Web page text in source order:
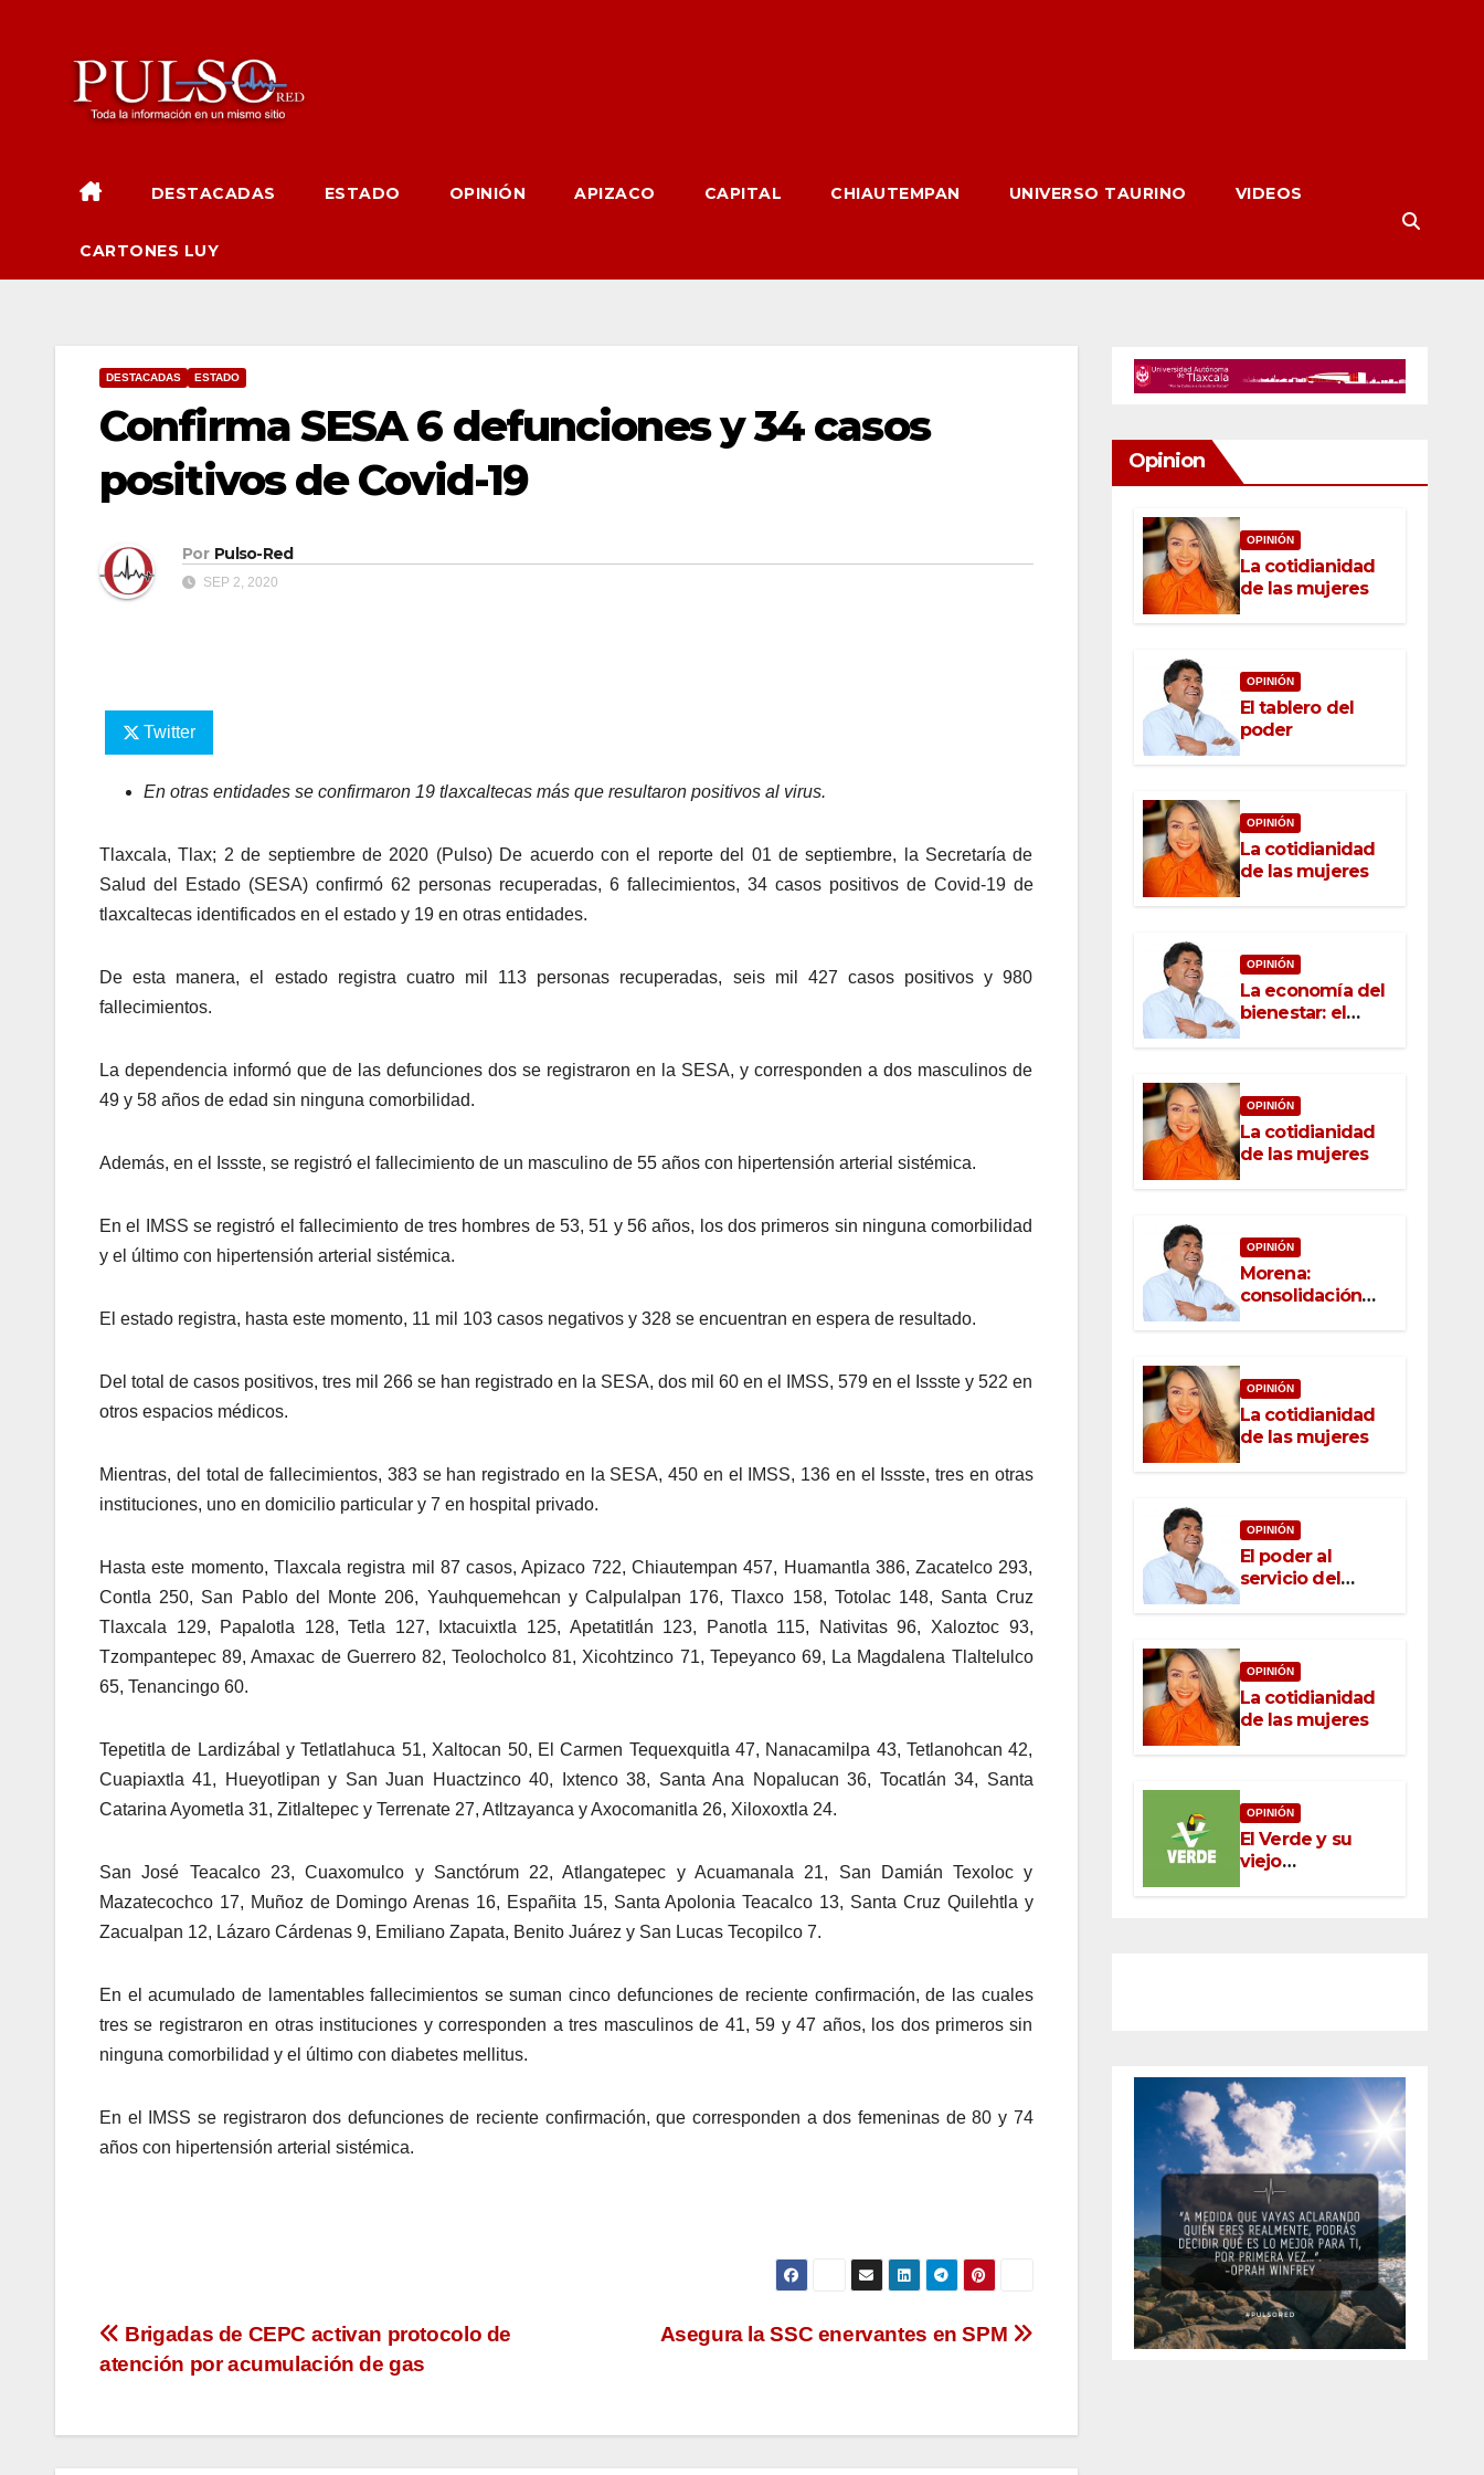
DESTACADAS ESTADO OPINIÓN APIZACO CAPITAL CHIAUTEMPAN UNIVERSO TAURINO VIDEOS
CARTONES LUY
DESTACADAS ESTADO
Confirma SESA 6 defunciones y 34 casos
positivos de Covid-19
Por Pulso-Red
SEP 2, 2020
Twitter
En otras entidades se confirmaron 19 tlaxcaltecas más que resultaron positivos al virus.
Tlaxcala, Tlax; 2 de septiembre de 2020 (Pulso) De acuerdo con el reporte del 01 de septiembre, la Secretaría de
Salud del Estado (SESA) confirmó 62 personas recuperadas, 6 fallecimientos, 34 casos positivos de Covid-19 de
tlaxcaltecas identificados en el estado y 19 en otras entidades.
De esta manera, el estado registra cuatro mil 113 personas recuperadas, seis mil 427 casos positivos y 980
fallecimientos.
La dependencia informó que de las defunciones dos se registraron en la SESA, y corresponden a dos masculinos de
49 y 58 años de edad sin ninguna comorbilidad.
Además, en el Issste, se registró el fallecimiento de un masculino de 55 años con hipertensión arterial sistémica.
En el IMSS se registró el fallecimiento de tres hombres de 53, 51 y 56 años, los dos primeros sin ninguna comorbilidad
y el último con hipertensión arterial sistémica.
El estado registra, hasta este momento, 11 mil 103 casos negativos y 328 se encuentran en espera de resultado.
Del total de casos positivos, tres mil 266 se han registrado en la SESA, dos mil 60 en el IMSS, 579 en el Issste y 522 en
otros espacios médicos.
Mientras, del total de fallecimientos, 383 se han registrado en la SESA, 450 en el IMSS, 136 en el Issste, tres en otras
instituciones, uno en domicilio particular y 7 en hospital privado.
Hasta este momento, Tlaxcala registra mil 87 casos, Apizaco 722, Chiautempan 457, Huamantla 386, Zacatelco 293,
Contla 250, San Pablo del Monte 206, Yauhquemehcan y Calpulalpan 176, Tlaxco 158, Totolac 148, Santa Cruz
Tlaxcala 129, Papalotla 128, Tetla 127, Ixtacuixtla 125, Apetatitlán 123, Panotla 115, Nativitas 96, Xaloztoc 93,
Tzompantepec 89, Amaxac de Guerrero 82, Teolocholco 81, Xicohtzinco 71, Tepeyanco 69, La Magdalena Tlaltelulco
65, Tenancingo 60.
Tepetitla de Lardizábal y Tetlatlahuca 51, Xaltocan 50, El Carmen Tequexquitla 47, Nanacamilpa 43, Tetlanohcan 42,
Cuapiaxtla 41, Hueyotlipan y San Juan Huactzinco 40, Ixtenco 38, Santa Ana Nopalucan 36, Tocatlán 34, Santa
Catarina Ayometla 31, Zitlaltepec y Terrenate 27, Atltzayanca y Axocomanitla 26, Xiloxoxtla 24.
San José Teacalco 23, Cuaxomulco y Sanctórum 22, Atlangatepec y Acuamanala 21, San Damián Texoloc y
Mazatecochco 17, Muñoz de Domingo Arenas 16, Españita 15, Santa Apolonia Teacalco 13, Santa Cruz Quilehtla y
Zacualpan 12, Lázaro Cárdenas 9, Emiliano Zapata, Benito Juárez y San Lucas Tecopilco 7.
En el acumulado de lamentables fallecimientos se suman cinco defunciones de reciente confirmación, de las cuales
tres se registraron en otras instituciones y corresponden a tres masculinos de 41, 59 y 47 años, los dos primeros sin
ninguna comorbilidad y el último con diabetes mellitus.
En el IMSS se registraron dos defunciones de reciente confirmación, que corresponden a dos femeninas de 80 y 74
años con hipertensión arterial sistémica.
Navegación
entradas
Asegura la SSC enervantes en SPM
Brigadas de CEPC activan protocolo de
atención por acumulación de gas
Opinion
OPINIÓN
La cotidianidad
de las mujeres
OPINIÓN
El tablero del
poder
OPINIÓN
La cotidianidad
de las mujeres
OPINIÓN
La economía del
bienestar: el
nuevo rostro del
OPINIÓN
La cotidianidad
de las mujeres
OPINIÓN
Morena:
consolidación
con raíz, rumbo
OPINIÓN
La cotidianidad
de las mujeres
OPINIÓN
El poder al
servicio del
pueblo: la nueva
México
OPINIÓN
La cotidianidad
de las mujeres
OPINIÓN
El Verde y su
viejo
oportunismo